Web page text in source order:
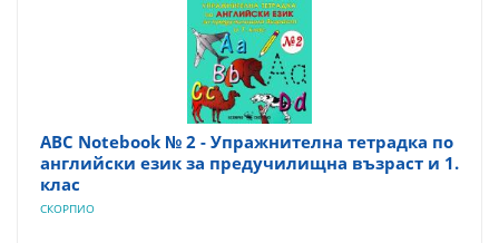
ABC Notebook № 2 - Упражнителна тетрадка по
английски език за предучилищна възраст и 1.
клас
СКОРПИО